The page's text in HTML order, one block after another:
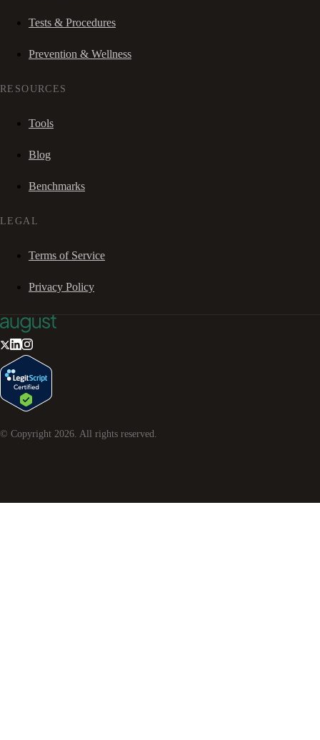
Tests & Procedures
Prevention & Wellness
RESOURCES
Tools
Blog
Benchmarks
LEGAL
Terms of Service
Privacy Policy
© Copyright 2026 . All rights reserved.